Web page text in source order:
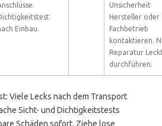
Einbau.
Unsicherheit
Hersteller oder
Fachbetrieb
kontaktieren.
Reparatur
durchführen.
Viele Lecks nach dem Transport
Sicht- und Dichtigkeitstests
Schäden sofort. Ziehe lose